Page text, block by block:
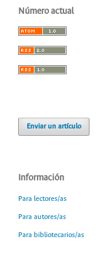
Número actual
Enviar un artículo
Información
Para lectores/as
Para autores/as
Para bibliotecarios/as